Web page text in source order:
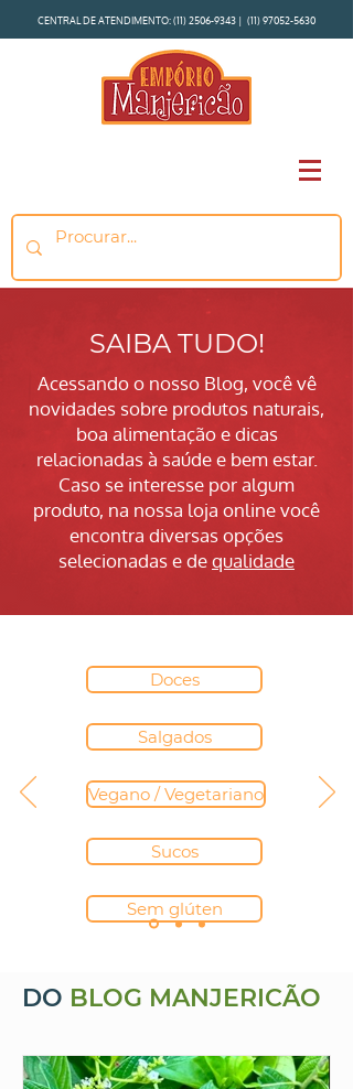
CENTRAL DE ATENDIMENTO:(11) 2506-9343 | (11) 97052-5630
SAIBA TUDO!
Acessando o nosso Blog, você vê
novidades sobre produtos naturais,
boa alimentação e dicas
relacionadas à saúde e bem estar.
Caso se interesse por algum
produto, na nossa loja online você
encontra diversas opções
selecionadas e dequalidade
Doces
Salgados
Vegano / Vegetariano
Sucos
Sem glúten
DO BLOG MANJERICÃO